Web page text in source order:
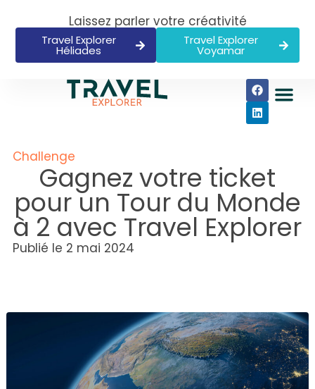
Laissez parler votre créativité
Travel Explorer
Héliades
Travel Explorer
Voyamar
Challenge
Gagnez votre ticket
pour un Tour du Monde
à 2 avec Travel Explorer
Publié le 2 mai 2024